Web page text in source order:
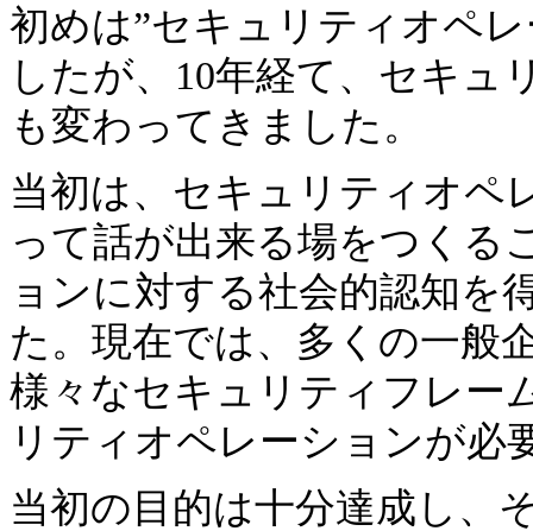
初めは”セキュリティオペ
したが、10年経て、セキュ
も変わってきました。
当初は、セキュリティオペ
って話が出来る場をつくる
ョンに対する社会的認知を
た。現在では、多くの一般
様々なセキュリティフレー
リティオペレーションが必
当初の目的は十分達成し、